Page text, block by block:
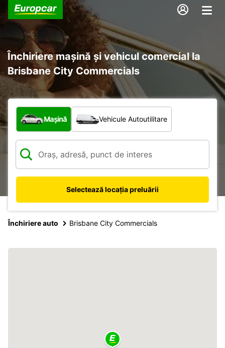
Închiriere mașină și vehicul comercial la
Brisbane City Commercials
Ce tip de vehicul?
Mașină Vehicule Autoutilitare
Selectează locația preluării
Închiriere auto Brisbane City Commercials